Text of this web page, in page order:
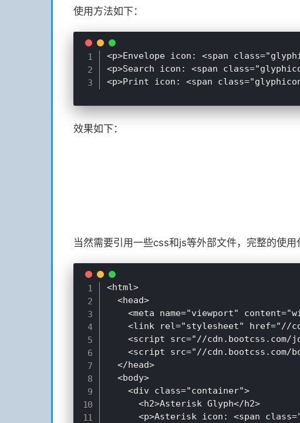
使用方法如下：
<p>Envelope icon: <span
<p>Search icon: <span
效果如下：
当然需要引用一些css和js等外部文件，完整的使用
<html>
  <head>
<meta name="viewport"
<link rel="stylesheet" href="//
<script src="//cdn.bootcss.com/
<script src="//cdn.bootcss.com/
  </head>
  <body>
    <div class="container">
      <h2>Asterisk Glyph</h2>
<p>Asterisk icon: <span